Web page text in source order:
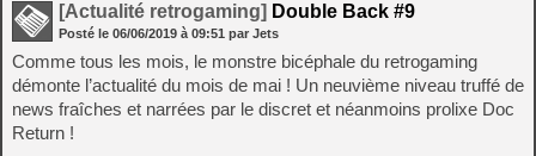
[Actualité retrogaming] Double Back #9
Posté le 06/06/2019 à 09:51 par Jets
Comme tous les mois, le monstre bicéphale du retrogaming
démonte l’actualité du mois de mai ! Un neuvième niveau truffé de
news fraîches et narrées par le discret et néanmoins prolixe Doc
Return !